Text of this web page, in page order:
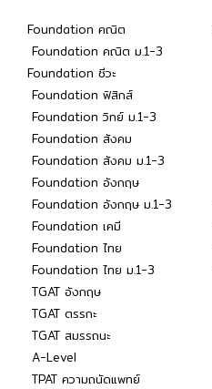
Foundation คณิต
Foundation คณิต ม.1-3
Foundation ชีวะ
Foundation ฟิสิกส์
Foundation วิทย์ ม.1-3
Foundation สังคม
Foundation สังคม ม.1-3
Foundation อังกฤษ
Foundation อังกฤษ ม.1-3
Foundation เคมี
Foundation ไทย
Foundation ไทย ม.1-3
TGAT อังกฤษ
TGAT ตรรกะ
TGAT สมรรถนะ
A-Level
TPAT ความถนัดแพทย์